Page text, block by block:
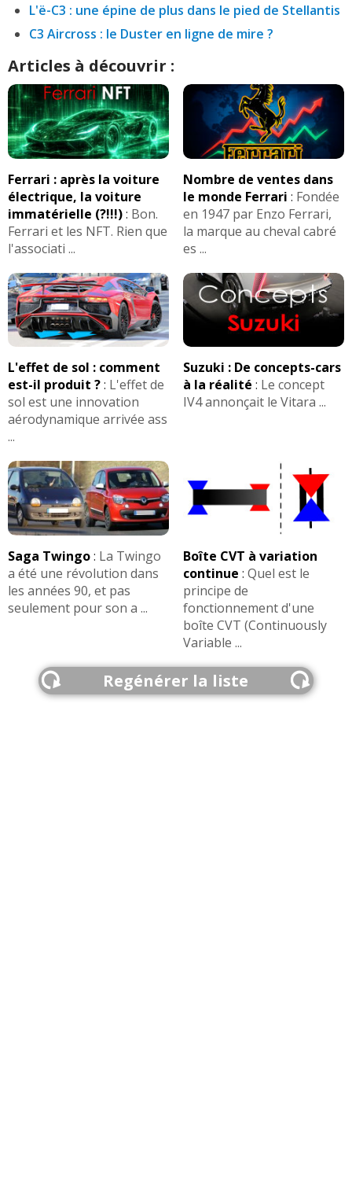
L'ë-C3 : une épine de plus dans le pied de Stellantis
C3 Aircross : le Duster en ligne de mire ?
Articles à découvrir :
Ferrari : après la voiture
électrique, la voiture
immatérielle (?!!!): Bon.
Ferrari et les NFT. Rien que
l'associati ...
Nombre de ventes dans
le monde Ferrari : Fondée
en 1947 par Enzo Ferrari,
la marque au cheval cabré
es ...
L'effet de sol : comment
est-il produit ?: L'effet de
sol est une innovation
aérodynamique arrivée ass
...
Suzuki : De concepts-cars
à la réalité : Le concept
IV4 annonçait le Vitara ...
Saga Twingo: La Twingo
a été une révolution dans
les années 90, et pas
seulement pour son a ...
Boîte CVT à variation
continue : Quel est le
principe de
fonctionnement d'une
boîte CVT (Continuously
Variable ...
Regénérer la liste